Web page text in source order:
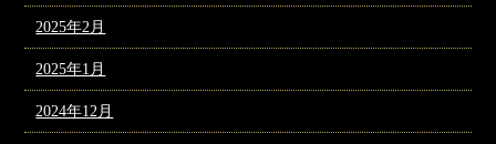
2025年2月
2025年1月
2024年12月